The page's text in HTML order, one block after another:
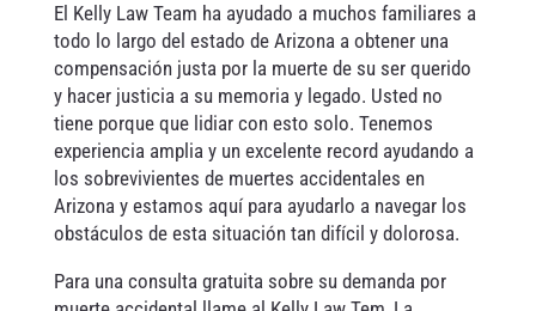
El Kelly Law Team ha ayudado a muchos familiares a
todo lo largo del estado de Arizona a obtener una
compensación justa por la muerte de su ser querido
y hacer justicia a su memoria y legado. Usted no
tiene porque que lidiar con esto solo. Tenemos
experiencia amplia y un excelente record ayudando a
los sobrevivientes de muertes accidentales en
Arizona y estamos aquí para ayudarlo a navegar los
obstáculos de esta situación tan difícil y dolorosa.
Para una consulta gratuita sobre su demanda por